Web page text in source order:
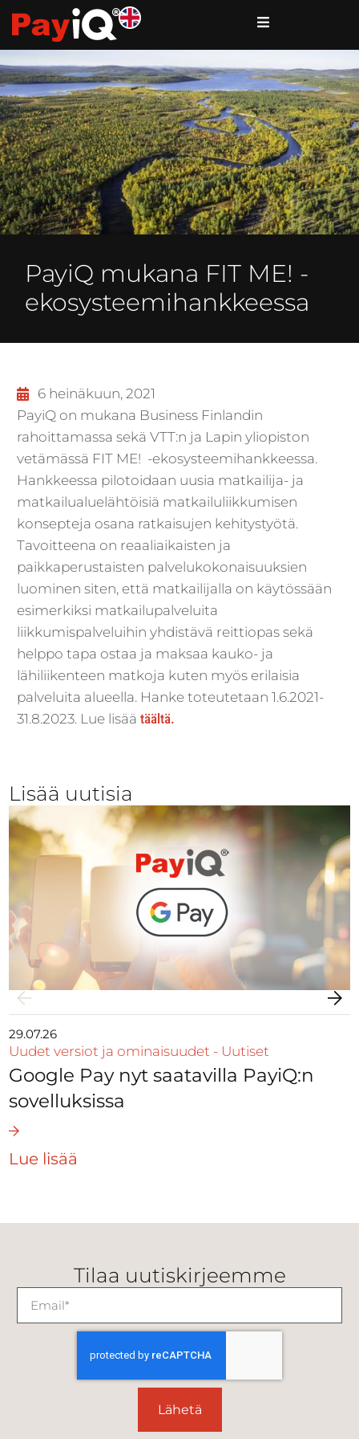
PayiQ mukana FIT ME! -
ekosysteemihankkeessa
6 heinäkuun, 2021
PayiQ on mukana Business Finlandin
rahoittamassa sekä VTT:n ja Lapin yliopiston
vetämässä FIT ME! -ekosysteemihankkeessa.
Hankkeessa pilotoidaan uusia matkailija- ja
matkailualuelähtöisiä matkailuliikkumisen
konsepteja osana ratkaisujen kehitystyötä.
Tavoitteena on reaaliaikaisten ja
paikkaperustaisten palvelukokonaisuuksien
luominen siten, että matkailijalla on käytössään
esimerkiksi matkailupalveluita
liikkumispalveluihin yhdistävä reittiopas sekä
helppo tapa ostaa ja maksaa kauko- ja
lähiliikenteen matkoja kuten myös erilaisia
palveluita alueella. Hanke toteutetaan 1.6.2021-
31.8.2023. Lue lisää täältä.
Lisää uutisia
29.07.26
Uudet versiot ja ominaisuudet - Uutiset
Google Pay nyt saatavilla PayiQ:n
sovelluksissa
Lue lisää
Tilaa uutiskirjeemme
Lähetä